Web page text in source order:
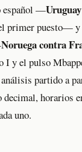
español —
primer puesto— y
Noruega contra
I y el pulso
partido a
horarios
uno.